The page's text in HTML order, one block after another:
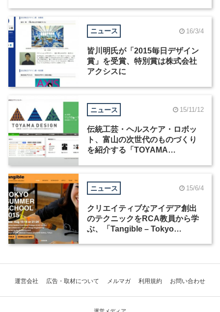
ニュース 16/3/4
皆川明氏が「2015毎日デザイン
賞」を受賞、特別賞は株式会社
アクシスに
ニュース 15/11/12
伝統工芸・ヘルスケア・ロボッ
ト、富山の次世代のものづくり
を紹介する「TOYAMA
ニュース 15/6/4
クリエイティブなアイデア創出
のテクニックをRCA教員から学
ぶ、「Tangible – Tokyo
運営会社 広告・取材について メルマガ 利用規約 お問い合わせ